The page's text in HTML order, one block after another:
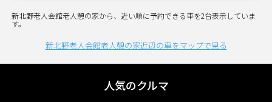
新北野老人会館老人憩の家から、近い順に予約できる車を2台表示していま
す。
新北野老人会館老人憩の家近辺の車をマップで見る
人気のクルマ